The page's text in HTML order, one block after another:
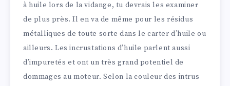
à huile lors de la vidange, tu devrais les examiner
de plus près. Il en va de même pour les résidus
métalliques de toute sorte dans le carter d’huile ou
ailleurs. Les incrustations d’huile parlent aussi
d’impuretés et ont un très grand potentiel de
dommages au moteur. Selon la couleur des intrus